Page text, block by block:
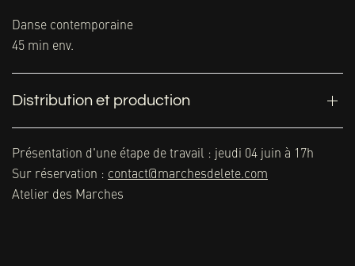
Danse contemporaine
45 min env.
Distribution et production
Présentation d'une étape de travail : jeudi 04 juin à 17h
Sur réservation : contact@marchesdelete.com
Atelier des Marches